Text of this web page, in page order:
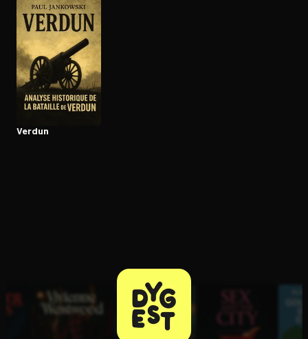
Ouvre l'app Appareil photo, pointe sur le code. C'est gratuit à
Verdun